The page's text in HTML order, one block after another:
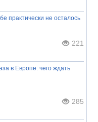
практически не осталось
221
в Европе: чего ждать
285